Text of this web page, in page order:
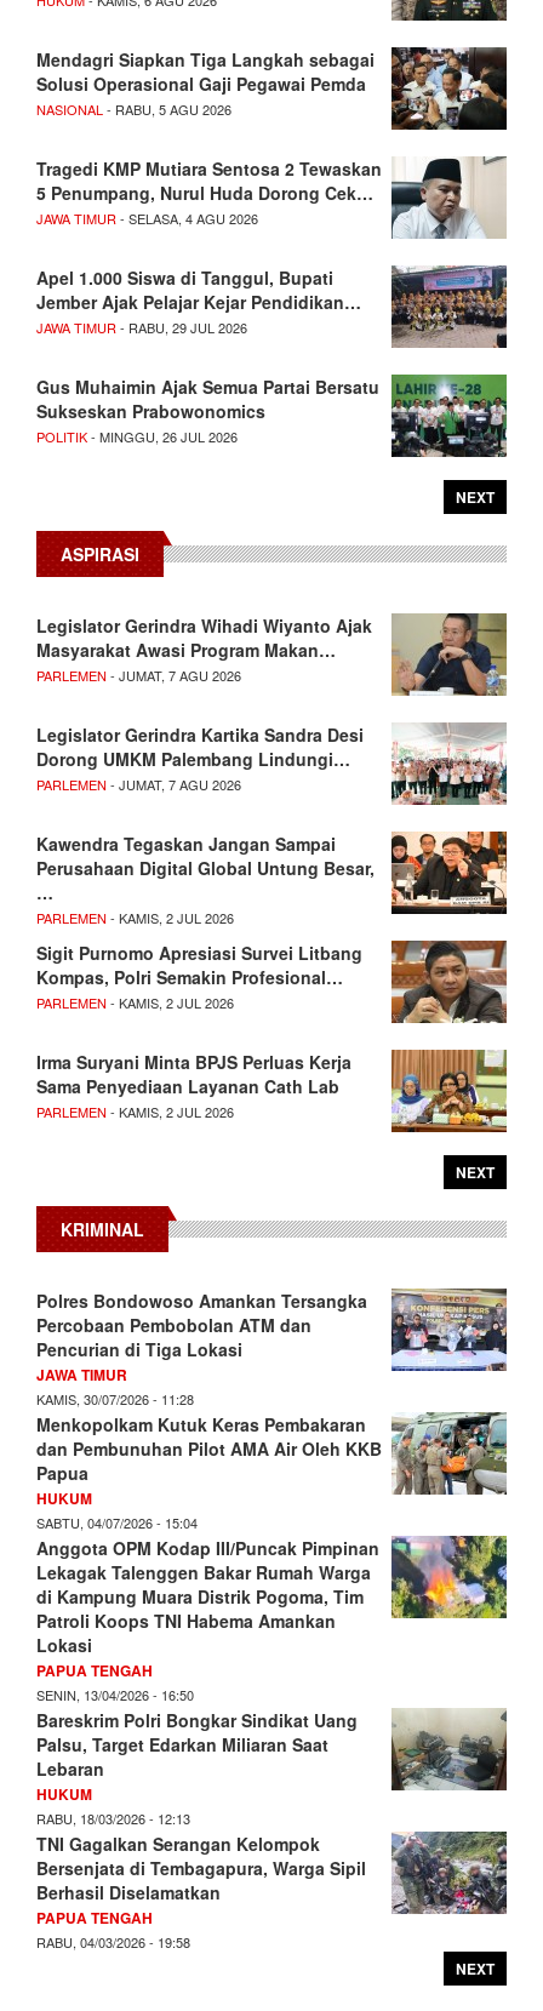
Mendagri Siapkan Tiga Langkah sebagai
Solusi Operasional Gaji Pegawai Pemda
NASIONAL - RABU, 5 AGU 2026
Tragedi KMP Mutiara Sentosa 2 Tewaskan
5 Penumpang, Nurul Huda Dorong Cek…
JAWA TIMUR - SELASA, 4 AGU 2026
Apel 1.000 Siswa di Tanggul, Bupati
Jember Ajak Pelajar Kejar Pendidikan…
JAWA TIMUR - RABU, 29 JUL 2026
Gus Muhaimin Ajak Semua Partai Bersatu
Sukseskan Prabowonomics
POLITIK- MINGGU, 26 JUL 2026
NEXT
ASPIRASI
Legislator Gerindra Wihadi Wiyanto Ajak
Masyarakat Awasi Program Makan…
PARLEMEN - JUMAT, 7 AGU 2026
Legislator Gerindra Kartika Sandra Desi
Dorong UMKM Palembang Lindungi…
PARLEMEN - JUMAT, 7 AGU 2026
Kawendra Tegaskan Jangan Sampai
Perusahaan Digital Global Untung Besar,
…
PARLEMEN - KAMIS, 2 JUL 2026
Sigit Purnomo Apresiasi Survei Litbang
Kompas, Polri Semakin Profesional…
PARLEMEN - KAMIS, 2 JUL 2026
Irma Suryani Minta BPJS Perluas Kerja
Sama Penyediaan Layanan Cath Lab
PARLEMEN - KAMIS, 2 JUL 2026
NEXT
KRIMINAL
Polres Bondowoso Amankan Tersangka
Percobaan Pembobolan ATM dan
Pencurian di Tiga Lokasi
JAWA TIMUR
KAMIS, 30/07/2026 - 11:28
Menkopolkam Kutuk Keras Pembakaran
dan Pembunuhan Pilot AMA Air Oleh KKB
Papua
HUKUM
SABTU, 04/07/2026 - 15:04
Anggota OPM Kodap III/Puncak Pimpinan
Lekagak Talenggen Bakar Rumah Warga
di Kampung Muara Distrik Pogoma, Tim
Patroli Koops TNI Habema Amankan
Lokasi
PAPUA TENGAH
SENIN, 13/04/2026 - 16:50
Bareskrim Polri Bongkar Sindikat Uang
Palsu, Target Edarkan Miliaran Saat
Lebaran
HUKUM
RABU, 18/03/2026 - 12:13
TNI Gagalkan Serangan Kelompok
Bersenjata di Tembagapura, Warga Sipil
Berhasil Diselamatkan
PAPUA TENGAH
RABU, 04/03/2026 - 19:58
NEXT